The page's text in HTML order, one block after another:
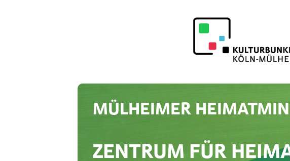
MÜLHEIMER
ZENTRUM FÜR